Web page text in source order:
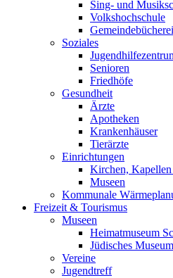
Sing- und
Volkshochschule
Gemeindebücherei
Soziales
Senioren
Friedhöfe
Gesundheit
Ärzte
Apotheken
Krankenhäuser
Tierärzte
Einrichtungen
Kirchen,
Museen
Kommunale
Freizeit & Tourismus
Museen
Heimatmuseum
Jüdisches
Vereine
Jugendtreff